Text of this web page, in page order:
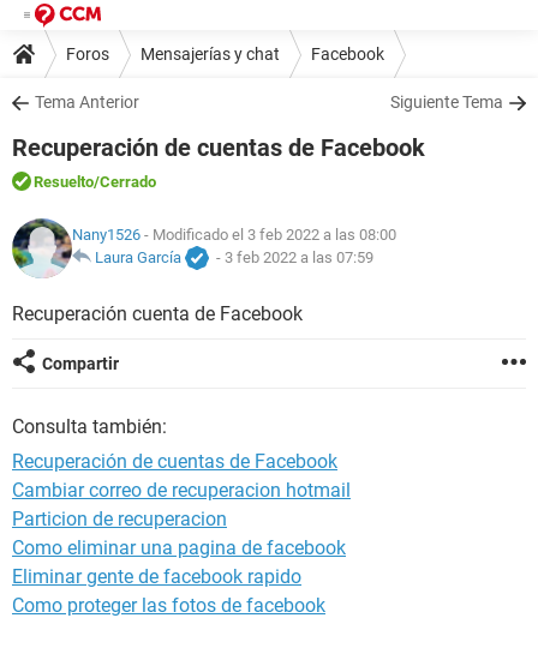
Foros Mensajerías y chat Facebook
Tema Anterior Siguiente Tema
Recuperación de cuentas de Facebook
Resuelto/Cerrado
Nany1526 - Modificado el 3 feb 2022 a las 08:00
Laura García
- 3 feb 2022 a las 07:59
Recuperación cuenta de Facebook
Compartir
Consulta también:
Recuperación de cuentas de Facebook
Cambiar correo de recuperacion hotmail
Particion de recuperacion
Como eliminar una pagina de facebook
Eliminar gente de facebook rapido
Como proteger las fotos de facebook